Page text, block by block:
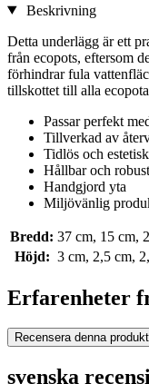
Beskrivning
Detta underlägg är ett
från ecopots, eftersom
förhindrar fula
tillskottet till alla
Passar perfekt
Tillverkad av
Tidlös och
Hållbar och
Handgjord yta
Miljövänlig
Bredd: 37 cm, 15 cm,
Höjd: 3 cm, 2,5 cm,
Erfarenheter
Recensera denna produkt
svenska